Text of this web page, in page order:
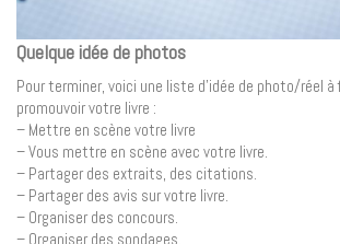
Quelque idée de photos
Pour terminer, voici une liste d’idée de photo/réel
promouvoir votre livre :
– Mettre en scène votre livre
– Vous mettre en scène avec votre livre.
– Partager des extraits, des citations.
– Partager des avis sur votre livre.
– Organiser des concours.
– Organiser des sondages.